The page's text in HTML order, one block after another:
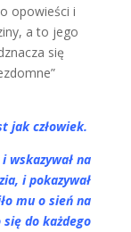
opowieści i
a to jego
się
jak człowiek.
wskazywał na
i pokazywał
mu o sień na
się do każdego